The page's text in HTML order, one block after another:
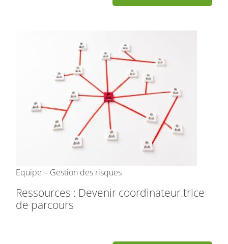
Equipe – Gestion des risques
Ressources : Devenir coordinateur.trice
de parcours